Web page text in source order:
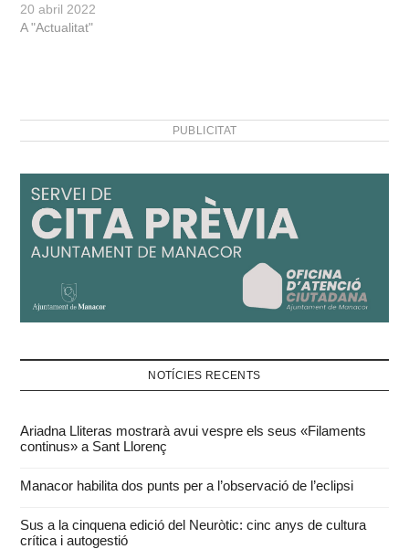
20 abril 2022
A "Actualitat"
PUBLICITAT
NOTÍCIES RECENTS
Ariadna Lliteras mostrarà avui vespre els seus «Filaments
continus» a Sant Llorenç
Manacor habilita dos punts per a l’observació de l’eclipsi
Sus a la cinquena edició del Neuròtic: cinc anys de cultura
crítica i autogestió